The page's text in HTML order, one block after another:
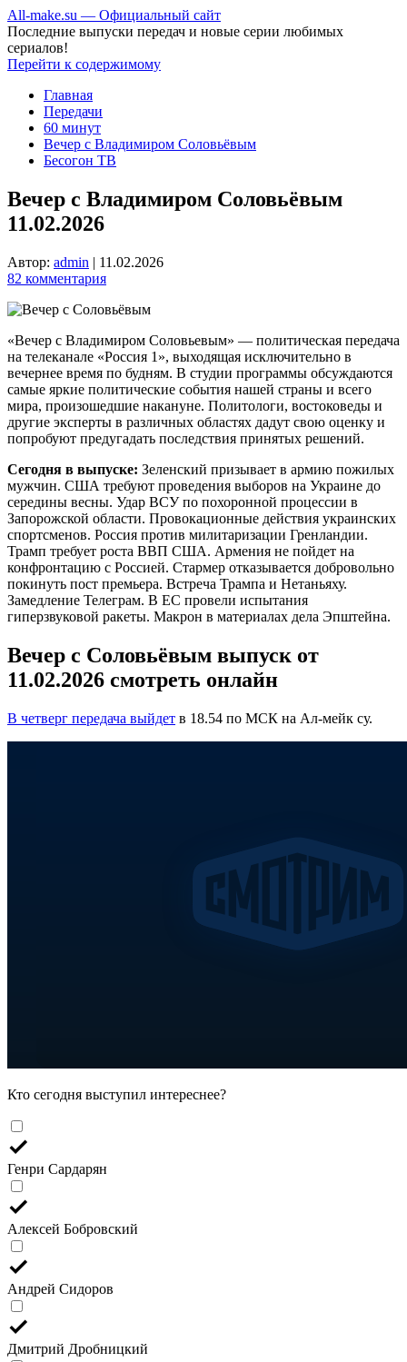
All-make.su — Официальный сайт
Последние выпуски передач и новые серии любимых
сериалов!
Перейти к содержимому
Главная
Передачи
60 минут
Вечер с Владимиром Соловьёвым
Бесогон ТВ
Вечер с Владимиром Соловьёвым
11.02.2026
Автор: admin | 11.02.2026
82 комментария
«Вечер с Владимиром Соловьевым» — политическая передача
на телеканале «Россия 1», выходящая исключительно в
вечернее время по будням. В студии программы обсуждаются
самые яркие политические события нашей страны и всего
мира, произошедшие накануне. Политологи, востоковеды и
другие эксперты в различных областях дадут свою оценку и
попробуют предугадать последствия принятых решений.
Сегодня в выпуске: Зеленский призывает в армию пожилых
мужчин. США требуют проведения выборов на Украине до
середины весны. Удар ВСУ по похоронной процессии в
Запорожской области. Провокационные действия украинских
спортсменов. Россия против милитаризации Гренландии.
Трамп требует роста ВВП США. Армения не пойдет на
конфронтацию с Россией. Стармер отказывается добровольно
покинуть пост премьера. Встреча Трампа и Нетаньяху.
Замедление Телеграм. В ЕС провели испытания
гиперзвуковой ракеты. Макрон в материалах дела Эпштейна.
Вечер с Соловьёвым выпуск от
11.02.2026 смотреть онлайн
В четверг передача выйдет в 18.54 по МСК на Ал-мейк су.
Кто сегодня выступил интереснее?
Генри Сардарян
Алексей Бобровский
Андрей Сидоров
Дмитрий Дробницкий